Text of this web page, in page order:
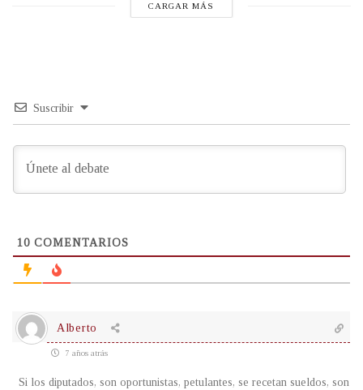
CARGAR MÁS
Suscribir
10 COMENTARIOS
Alberto
7 años atrás
Si los diputados, son oportunistas, petulantes, se recetan sueldos, son